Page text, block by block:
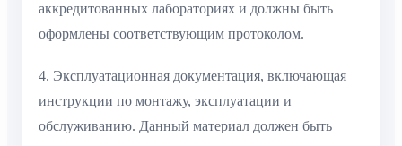
аккредитованных лабораториях и должны быть
оформлены соответствующим протоколом.
4. Эксплуатационная документация, включающая
инструкции по монтажу, эксплуатации и
обслуживанию. Данный материал должен быть